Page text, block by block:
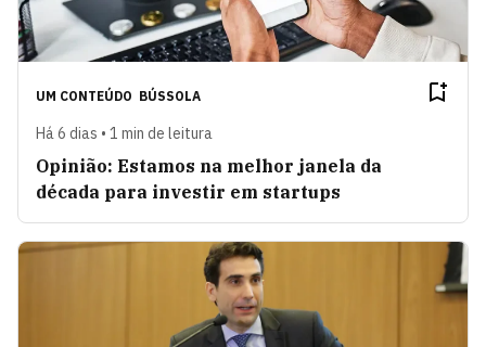
UM CONTEÚDO BÚSSOLA
Há 6 dias • 1 min de leitura
Opinião: Estamos na melhor janela da
década para investir em startups